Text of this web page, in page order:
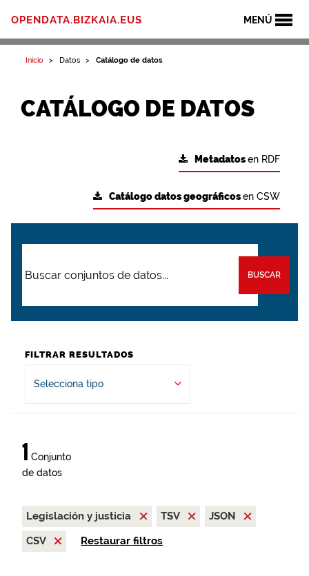
MENÚ
OPENDATA.BIZKAIA.EUS
Inicio Datos Catálogo de datos
CATÁLOGO DE DATOS
Metadatosen RDF
Catálogo datos geográficosen CSW
BUSCAR
FILTRAR RESULTADOS
Selecciona tipo
1 Conjunto
de datos
Legislación y justicia TSV
JSON
CSV
Restaurar filtros